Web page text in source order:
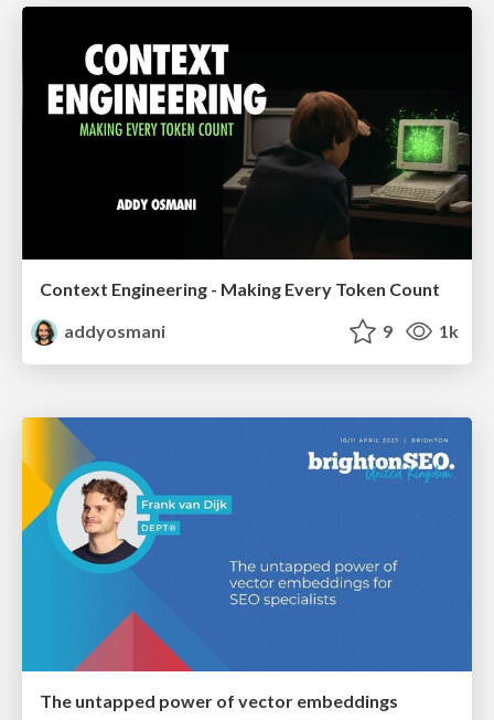
Context Engineering - Making Every Token Count
addyosmani
9 1k
The untapped power of vector embeddings